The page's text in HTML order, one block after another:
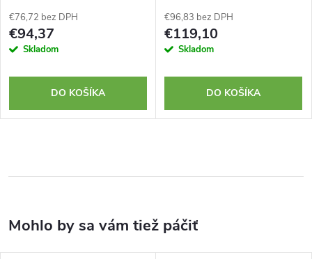
€76,72 bez DPH
€94,37
Skladom
DO KOŠÍKA
€96,83 bez DPH
€119,10
Skladom
DO KOŠÍKA